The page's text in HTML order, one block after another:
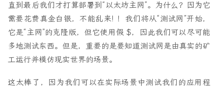
直到最后我们才打算部署到“以太坊主网”。为什么？因为它
需要花费真金白银，不能乱来! ！我们将从“测试网”开始，
它是“主网”的克隆版，但它使用假 $，因此我们可以尽可能
多地测试东西。但是，重要的是要知道测试网是由真实的矿
工运行并模仿现实世界的场景。
这太棒了，因为我们可以在实际场景中测试我们的应用程